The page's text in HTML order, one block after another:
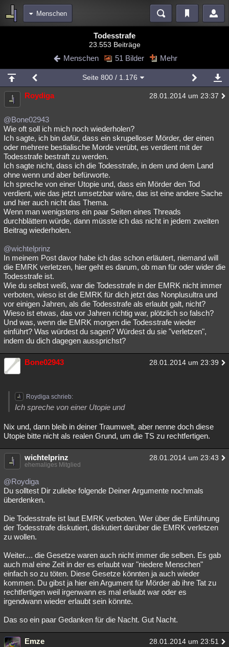
Menschen
Diskussionen Blogs Videos
Chat Wiki Neuigkeiten
meine Rubriken
Menschen Mystery Kriminalfälle
Spiritualität
Natur Umfragen Unterhaltung
weitere Rubriken
Philosophie Träume Orte Esoterik Literatur
Astronomie Helpdesk Gruppen Gaming Filme
Musik Clash Verbesserungen Allmystery
Übersichten
Lesenswert Schlüsselwörter
Todesstrafe
23.553 Beiträge
Menschen 51 Bilder Mehr
Seite 800/ 1.176
Roydiga 28.01.2014 um 23:37
@Bone02943
Wie oft soll ich mich noch wiederholen?
Ich sagte, ich bin dafür, dass ein skrupelloser Mörder, der einen
oder mehrere bestialische Morde verübt, es verdient mit der
Todesstrafe bestraft zu werden.
Ich sagte nicht, dass ich die Todesstrafe, in dem und dem Land
ohne wenn und aber befürworte.
Ich spreche von einer Utopie und, dass ein Mörder den Tod
verdient, wie das jetzt umsetzbar wäre, das ist eine andere Sache
und hier auch nicht das Thema.
Wenn man wenigstens ein paar Seiten eines Threads
durchblättern würde, dann müsste ich das nicht in jedem zweiten
Beitrag wiederholen.
@wichtelprinz
In meinem Post davor habe ich das schon erläutert, niemand will
die EMRK verletzen, hier geht es darum, ob man für oder wider die
Todesstrafe ist.
Wie du selbst weiß, war die Todesstrafe in der EMRK nicht immer
verboten, wieso ist die EMRK für dich jetzt das Nonplusultra und
vor einigen Jahren, als die Todesstrafe als erlaubt galt, nicht?
Wieso ist etwas, das vor Jahren richtig war, plötzlich so falsch?
Und was, wenn die EMRK morgen die Todesstrafe wieder
einführt? Was würdest du sagen? Würdest du sie "verletzen",
indem du dich dagegen aussprichst?
Bone02943 28.01.2014 um 23:39
Roydiga schrieb:
Ich spreche von einer Utopie und
Nix und, dann bleib in deiner Traumwelt, aber nenne doch diese
Utopie bitte nicht als realen Grund, um die TS zu rechtfertigen.
wichtelprinz 28.01.2014 um 23:43
ehemaliges Mitglied
@Roydiga
Du solltest Dir zuliebe folgende Deiner Argumente nochmals
überdenken.
Die Todesstrafe ist laut EMRK verboten. Wer über die Einführung
der Todesstrafe diskutiert, diskutiert darüber die EMRK verletzen
zu wollen.
Weiter.... die Gesetze waren auch nicht immer die selben. Es gab
auch mal eine Zeit in der es erlaubt war "niedere Menschen"
einfach so zu töten. Diese Gesetze könnten ja auch wieder
kommen. Du gibst ja hier ein Argument für Mörder ab ihre Tat zu
rechtfertigen weil irgenwann es mal erlaubt war oder es
irgendwann wieder erlaubt sein könnte.
Das so ein paar Gedanken für die Nacht. Gut Nacht.
Emze 28.01.2014 um 23:51